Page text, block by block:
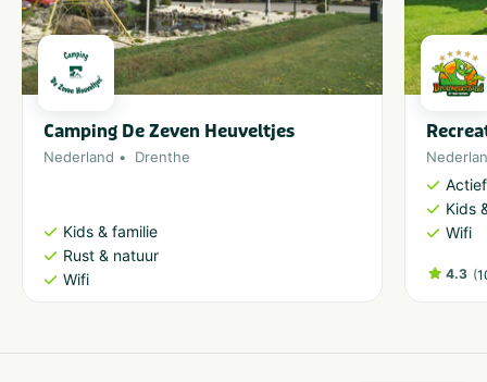
Camping De Zeven Heuveltjes
Nederland Drenthe
Kids & familie
Rust & natuur
Wifi
Kids
Wifi
4.3 (